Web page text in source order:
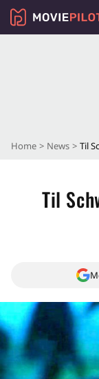
Home News
Til